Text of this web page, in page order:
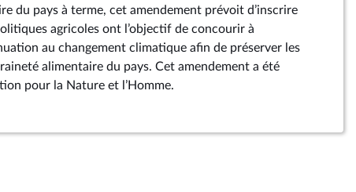
du pays à terme, cet amendement prévoit d’inscrire
agricoles ont l’objectif de concourir à
au changement climatique afin de préserver les
alimentaire du pays. Cet amendement a été
pour la Nature et l’Homme.